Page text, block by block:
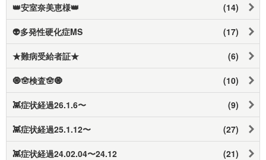
👑安室奈美恵様👑 (14)
👽多発性硬化症MS (17)
★難病受給者証★ (6)
🧿🪬検査🪬🧿 (10)
👾症状経過26.1.6〜 (9)
👾症状経過25.1.12〜 (27)
👾症状経過24.02.04〜24.12 (21)